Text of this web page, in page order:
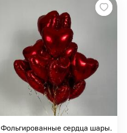
Фольгированные сердца шары.